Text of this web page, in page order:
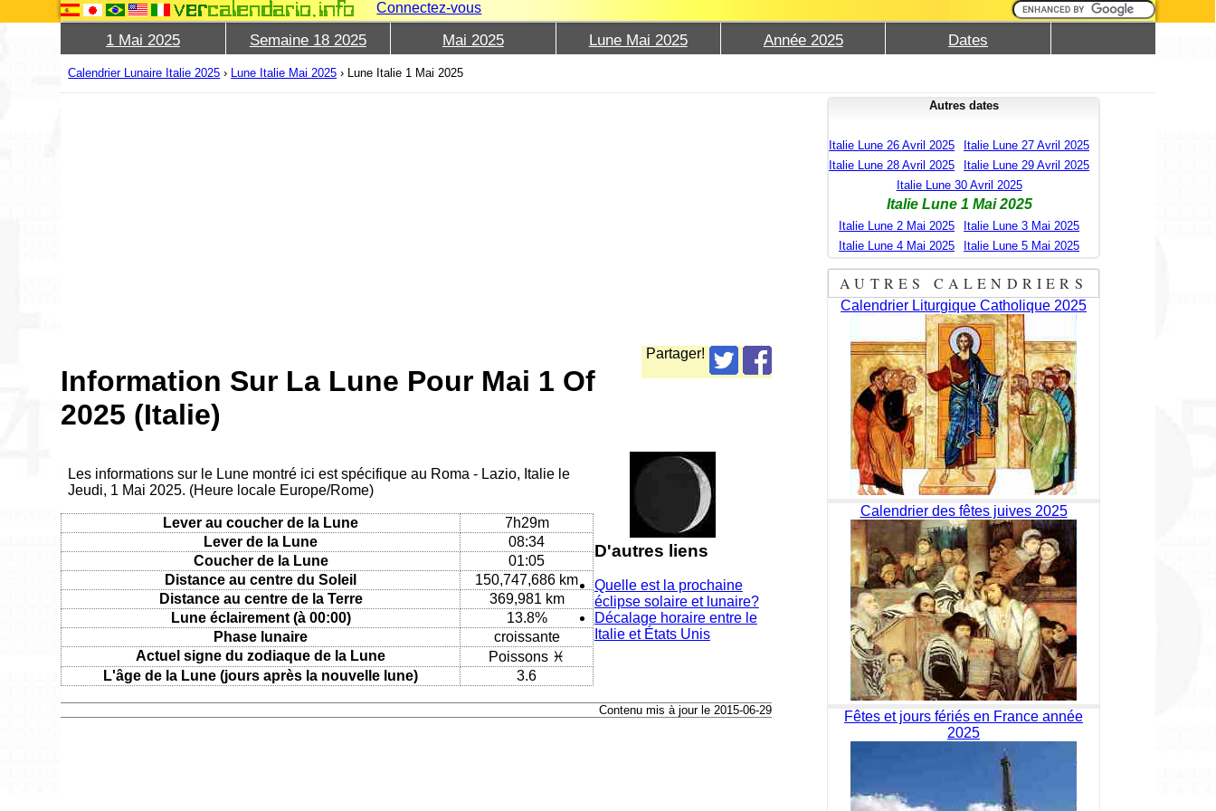
Connectez-vous
1 Mai 2025 Semaine 18 2025 Mai 2025 Lune Mai 2025 Année 2025 Dates
Calendrier Lunaire Italie 2025 › Lune Italie Mai 2025 › Lune Italie 1 Mai 2025
Partager!
Information Sur La Lune Pour Mai 1 Of
2025 (Italie)
Les informations sur le Lune montré ici est spécifique au Roma - Lazio, Italie le
Jeudi, 1 Mai 2025. (Heure locale Europe/Rome)
Lever au coucher de la Lune
7h29m
Lever de la Lune
08:34
Coucher de la Lune
01:05
Distance au centre du Soleil
150,747,686 km
Distance au centre de la Terre
369,981 km
Lune éclairement (à 00:00)
13.8%
Phase lunaire
croissante
Actuel signe du zodiaque de la Lune
Poissons ♓
L'âge de la Lune (jours après la nouvelle lune)
3.6
D'autres liens
Quelle est la prochaine
éclipse solaire et lunaire?
Décalage horaire entre le
Italie et États Unis
Contenu mis à jour le 2015-06-29
Autres dates
Italie Lune 26 Avril 2025
Italie Lune 27 Avril 2025
Italie Lune 28 Avril 2025
Italie Lune 29 Avril 2025
Italie Lune 30 Avril 2025
Italie Lune 1 Mai 2025
Italie Lune 2 Mai 2025
Italie Lune 3 Mai 2025
Italie Lune 4 Mai 2025
Italie Lune 5 Mai 2025
AUTRES CALENDRIERS
Calendrier Liturgique Catholique 2025
Calendrier des fêtes juives 2025
Fêtes et jours fériés en France année
2025